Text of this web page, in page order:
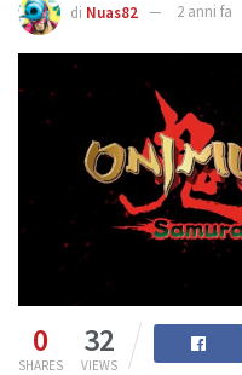
di Nuas82 2 anni fa
0
SHARES
32
VIEWS